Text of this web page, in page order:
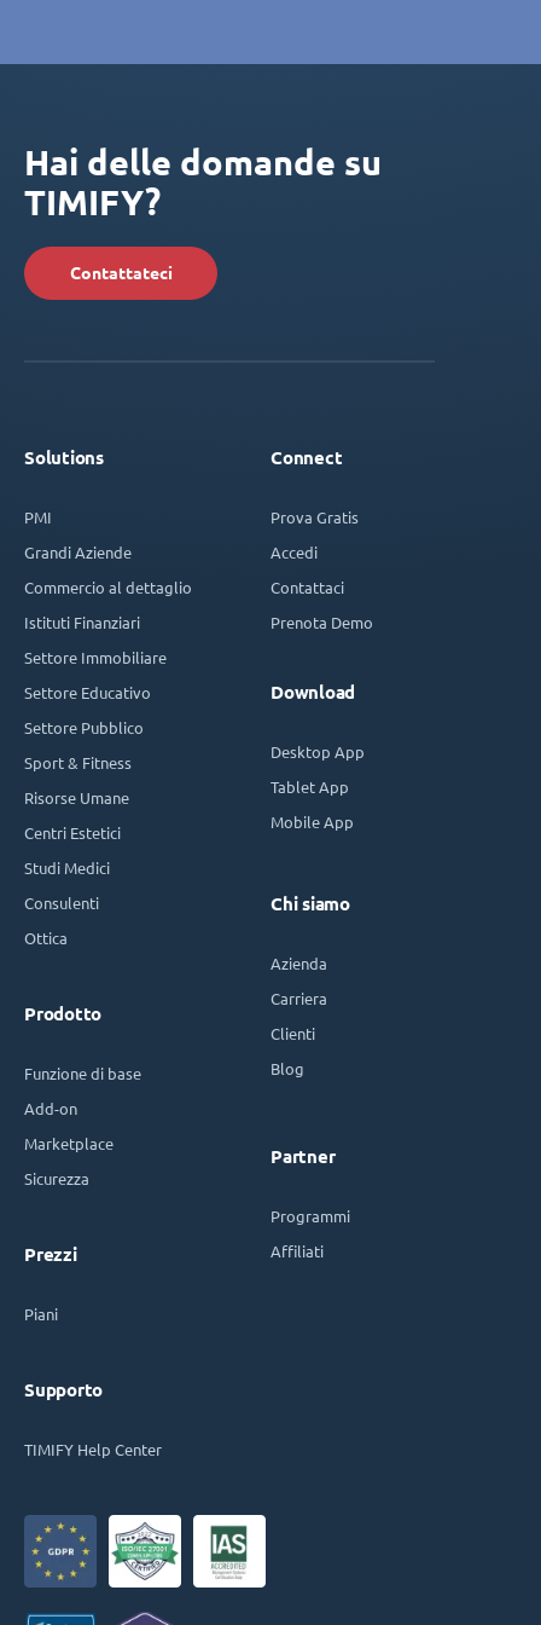
Hai delle domande su
TIMIFY?
Contattateci
Solutions
PMI
Grandi Aziende
Commercio al dettaglio
Istituti Finanziari
Settore Immobiliare
Settore Educativo
Settore Pubblico
Sport & Fitness
Risorse Umane
Centri Estetici
Studi Medici
Consulenti
Ottica
Prodotto
Funzione di base
Add-on
Marketplace
Sicurezza
Prezzi
Piani
Supporto
TIMIFY Help Center
Connect
Prova Gratis
Accedi
Contattaci
Prenota Demo
Download
Desktop App
Tablet App
Mobile App
Chi siamo
Azienda
Carriera
Clienti
Blog
Partner
Programmi
Affiliati